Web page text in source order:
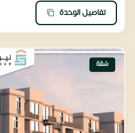
تفاصيل الوحدة
شقة